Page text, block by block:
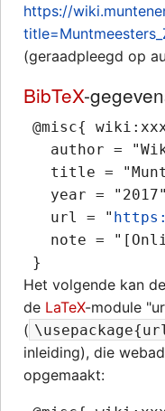
https://
(geraadpleegd op
BibTeX-
@misc{
author =
title =
year =
   url = "
note =
Het volgende kan
de LaTeX-module
(
inleiding), die
opgemaakt: